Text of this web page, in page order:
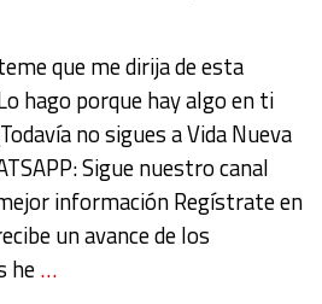
que me dirija de esta
hago porque hay algo en ti
no sigues a Vida Nueva
Sigue nuestro canal
información Regístrate en
un avance de los
he…